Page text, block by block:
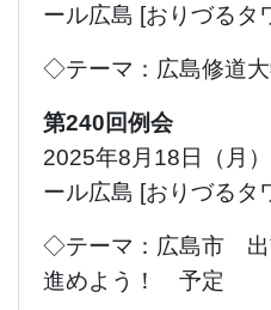
ール広島 [おりづるタ
◇テーマ：広島修道
第240回例会
2025年8月18日（月
ール広島 [おりづるタ
◇テーマ：広島市
進めよう！ 予定